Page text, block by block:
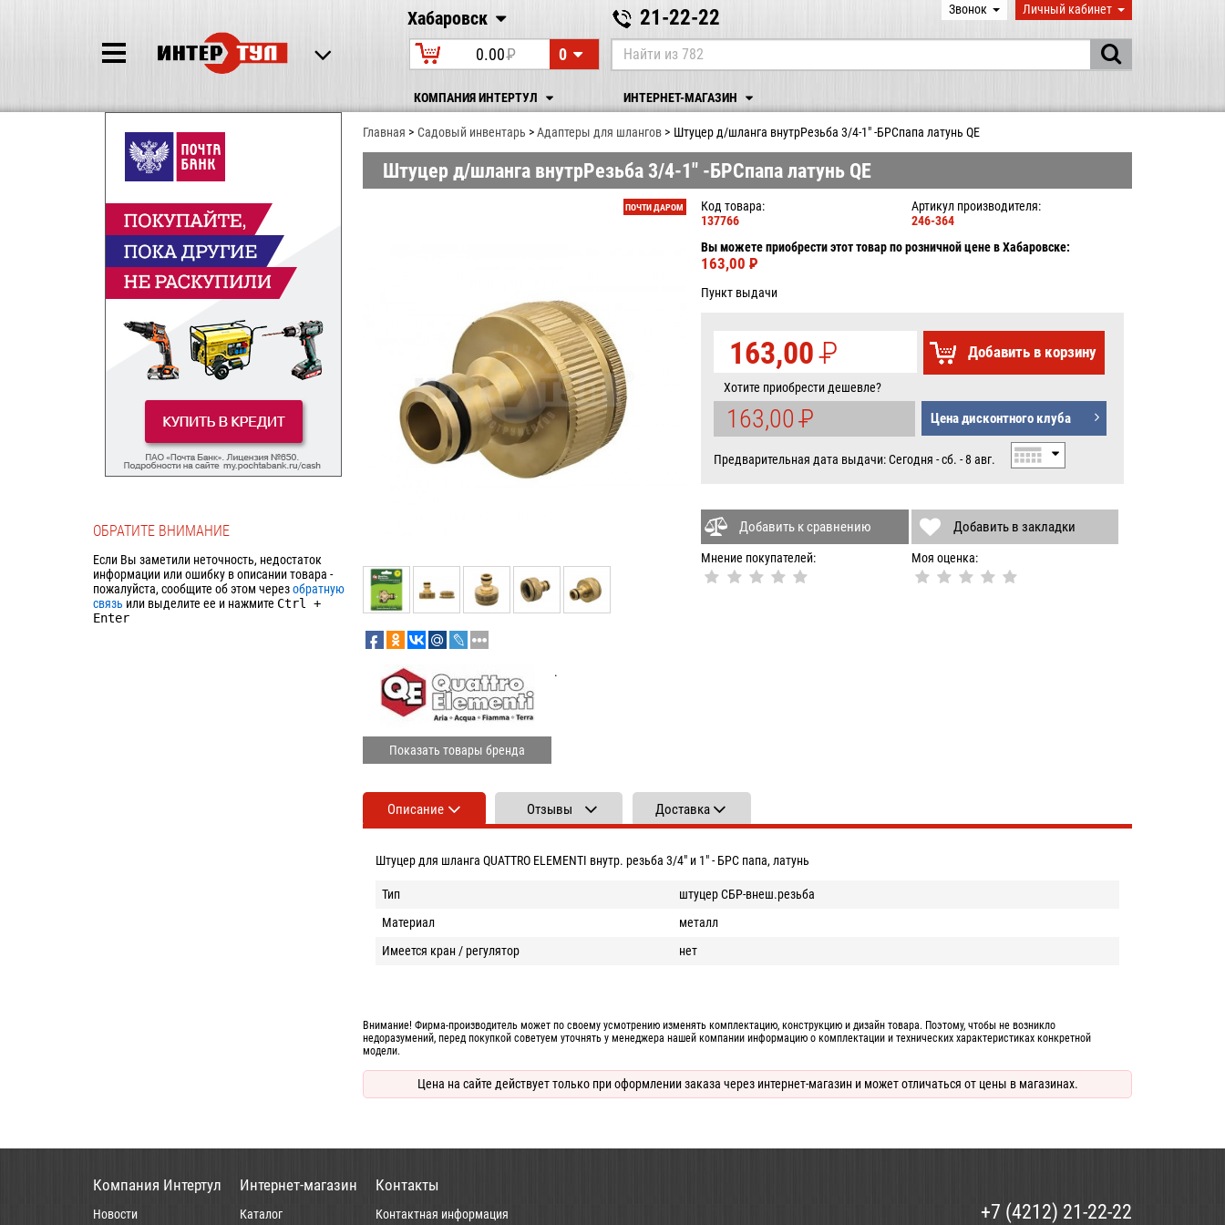
Хабаровск
Хабаровск
21-22-22 Звонок Личный кабинет
0.00P
0
КОМПАНИЯ ИНТЕРТУЛ ИНТЕРНЕТ-МАГАЗИН
Главная Садовый инвентарь Адаптеры для шлангов Штуцер д/шланга внутрРезьба 3/4-1" -БРСпапа латунь QE
Штуцер д/шланга внутрРезьба 3/4-1" -БРСпапа латунь QE
ПОЧТИ ДАРОМ
Код товара:
137766
Артикул производителя:
246-364
Вы можете приобрести этот товар по розничной цене в Хабаровске:
163,00PУБ.
Пункт выдачи
163,00P
УБ.
Добавить в корзину
Хотите приобрести дешевле?
163,00P
УБ.
Цена дисконтного клуба
Предварительная дата выдачи: Сегодня - сб. - 8 авг.
Добавить к сравнению Добавить в закладки
Мнение покупателей: Моя оценка:
Показать товары бренда
.
Описание
Штуцер для шланга QUATTRO ELEMENTI внутр. резьба 3/4" и 1" - БРС папа, латунь
Тип
штуцер СБР-внеш.резьба
Материал
металл
Имеется кран / регулятор
нет
Отзывы Доставка
Внимание! Фирма-производитель может по своему усмотрению изменять комплектацию, конструкцию и дизайн товара. Поэтому, чтобы не возникло
недоразумений, перед покупкой советуем уточнять у менеджера нашей компании информацию о комплектации и технических характеристиках конкретной
модели.
Цена на сайте действует только при оформлении заказа через интернет-магазин и может отличаться от цены в магазинах.
ОБРАТИТЕ ВНИМАНИЕ
Если Вы заметили неточность, недостаток
информации или ошибку в описании товара -
пожалуйста, сообщите об этом черезобратную
связь или выделите ее и нажмите Ctrl
+
Enter
Компания Интертул
Новости
Интернет-магазин
Каталог
Контакты
Контактная информация +7 (4212) 21-22-22